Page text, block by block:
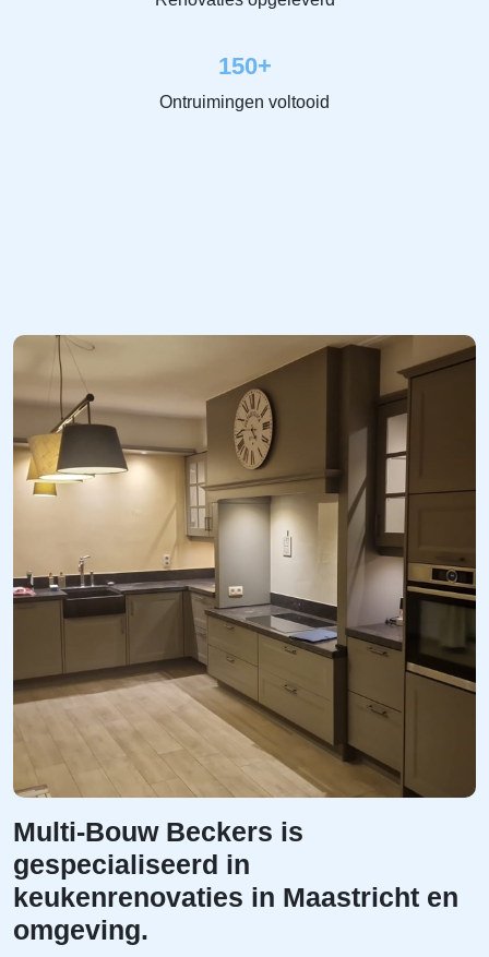
150+
Ontruimingen voltooid
Multi‑Bouw Beckers is
gespecialiseerd in
keukenrenovaties in Maastricht en
omgeving.